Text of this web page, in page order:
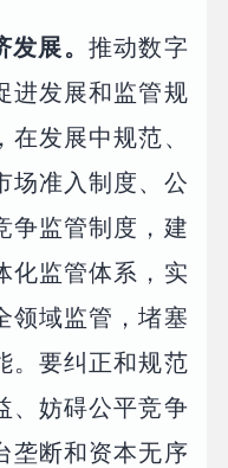
展。 推动数字
进发展和监管规
发展中规范、
场准入制度、公
争监管制度，建
化监管体系，实
领域监管，堵塞
。要纠正和规范
、妨碍公平竞争
垄断和资本无序